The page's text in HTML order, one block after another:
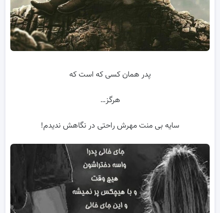
پدر همان کسی که است که
هرگز…
سایه بی منت مهرش راحتی در نگاهش ندیدم!